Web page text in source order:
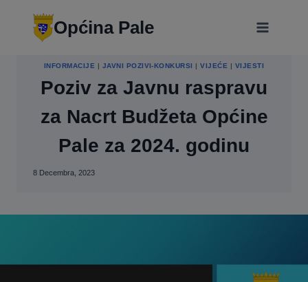
Općina Pale
INFORMACIJE JAVNI POZIVI-KONKURSI |VIJEĆE VIJESTI
Poziv za Javnu raspravu
za Nacrt Budžeta Općine
Pale za 2024. godinu
8 Decembra, 2023